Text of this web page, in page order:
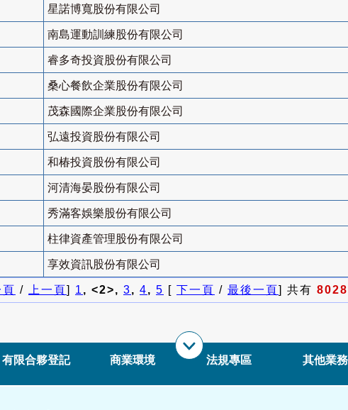
星諾博寬股份有限公司
南島運動訓練股份有限公司
睿多奇投資股份有限公司
桑心餐飲企業股份有限公司
茂森國際企業股份有限公司
弘遠投資股份有限公司
和椿投資股份有限公司
河清海晏股份有限公司
秀滿客娛樂股份有限公司
柱律資產管理股份有限公司
享效資訊股份有限公司
/ 上一頁] 1, <2>, 3, 4, 5 [ 下一頁 / 最後一頁] 共有 8028
有限合夥登記 商業環境 法規專區 其他業務